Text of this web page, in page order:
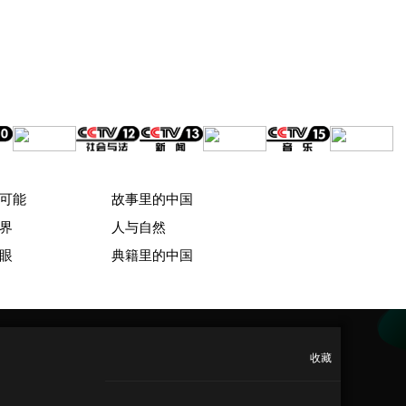
能
故事里的中国
人与自然
典籍里的中国
收藏